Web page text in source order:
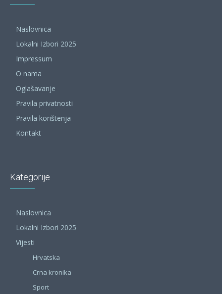
Naslovnica
Lokalni Izbori 2025
Impressum
O nama
Oglašavanje
Pravila privatnosti
Pravila korištenja
Kontakt
Kategorije
Naslovnica
Lokalni Izbori 2025
Vijesti
Hrvatska
Crna kronika
Sport